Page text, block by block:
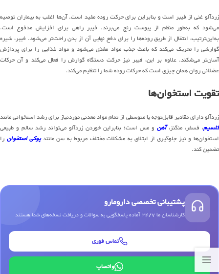
زردآلو غنی از فیبر است و بنابراین برای حرکت روده مفید است. آن‌ها اغلب به بیماران توصیه
می‌شود که به‌طور منظم از یبوست رنج می‌برند. فیبر راهی برای افزایش مدفوع است.
به‌این‌ترتیب، انتقال از طریق روده‌ها را برای دفع نهایی آن از بدن راحت‌تر می‌شود. فیبر، شیره
گوارشی را تحریک می‌کند که باعث جذب مواد مغذی می‌شود و مواد غذایی را برای پردازش
آسان‌تر می‌شکند. علاوه بر این، فیبر نیز حرکت دستگاه گوارش را فعال می‌کند و آن حرکات
عضلانی روان همان چیزی است که حرکات روده شما را تنظیم می‌کند.
تقویت استخوان‌ها
زردآلو دارای مقادیر قابل‌توجه یا متوسطی از تمام مواد معدنی موردنیاز برای رشد استخوانی مانند
کلسیم، فسفر، منگنز،آهن و مس است؛ بنابراین خوردن زردآلو می‌تواند رشد سالم و طبیعی
استخوان‌ها و نیز جلوگیری از ابتلای به مشکلات مختلف مربوط به سن مانندپوکی استخوان را
تضمین کند.
پشتیبانی تخصصی دارومارو
کارشناسان ما 24/7 آماده پاسخگویی به سوالات و دریافت نسخه‌های شما هستند
تماس فوری
واتساپ